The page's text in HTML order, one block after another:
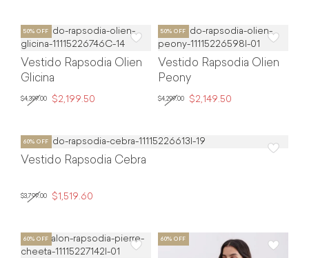
Vestido Rapsodia Olien
Glicina
$4,399.00 $2,199.50
Vestido Rapsodia Olien
Peony
$4,299.00 $2,149.50
Vestido Rapsodia Cebra
$3,799.00 $1,519.60